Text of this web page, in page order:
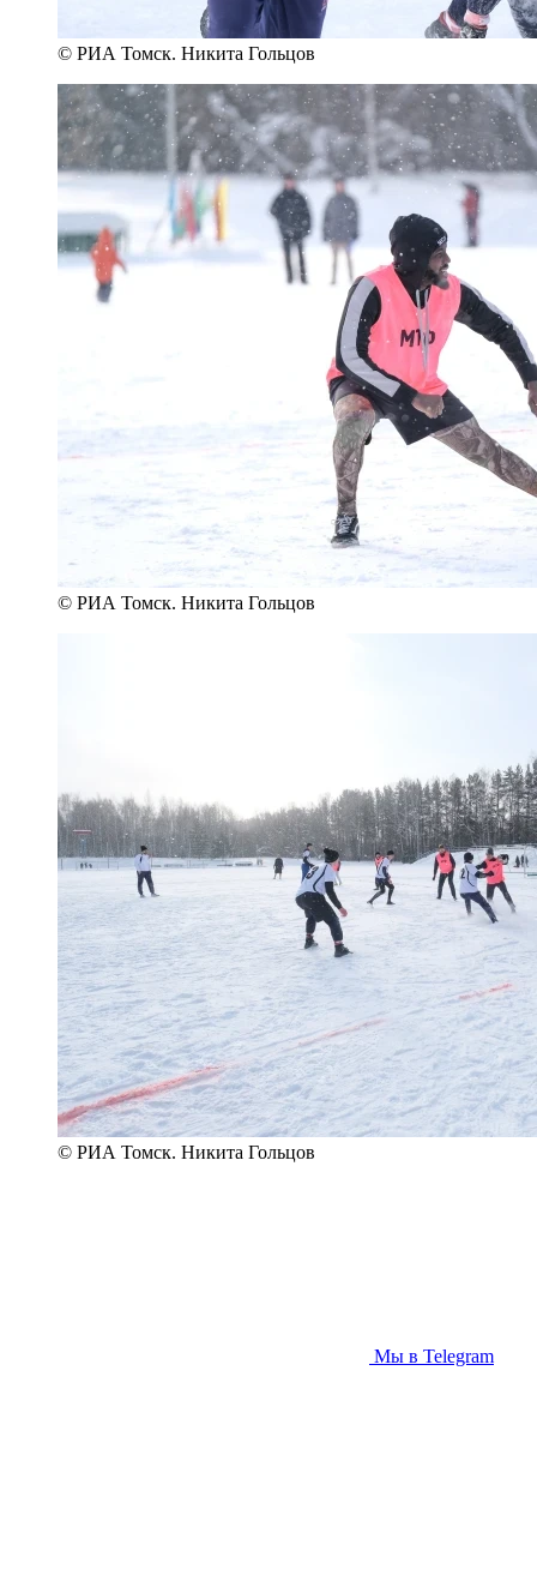
© РИА Томск. Никита Гольцов
© РИА Томск. Никита Гольцов
© РИА Томск. Никита Гольцов
Мы в Telegram